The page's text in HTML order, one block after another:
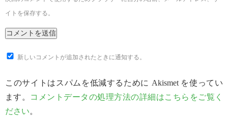
イトを保存する。
新しいコメントが追加されたときに通知する。
このサイトはスパムを低減するために Akismet を使ってい
ます。 コメントデータの処理方法の詳細はこちらをご覧く
ださい。